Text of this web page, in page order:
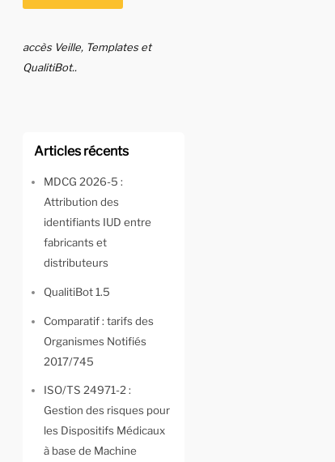
accès Veille, Templates et
QualitiBot..
Articles récents
MDCG 2026-5 :
Attribution des
identifiants IUD entre
fabricants et
distributeurs
QualitiBot 1.5
Comparatif : tarifs des
Organismes Notifiés
2017/745
ISO/TS 24971-2 :
Gestion des risques pour
les Dispositifs Médicaux
à base de Machine